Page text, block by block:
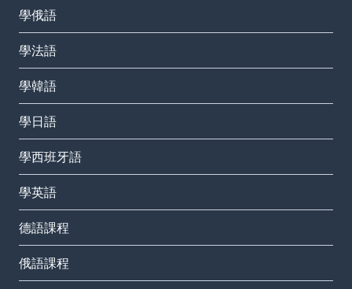
學俄語
學法語
學韓語
學日語
學西班牙語
學英語
德語課程
俄語課程